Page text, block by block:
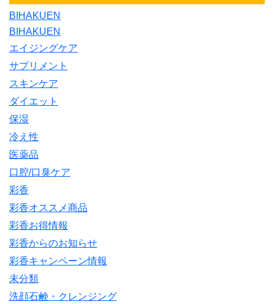
BIHAKUEN
BIHAKUEN
エイジングケア
サプリメント
スキンケア
ダイエット
保湿
冷え性
医薬品
口腔/口臭ケア
彩香
彩香オススメ商品
彩香お得情報
彩香からのお知らせ
彩香キャンペーン情報
未分類
洗顔石鹸・クレンジング